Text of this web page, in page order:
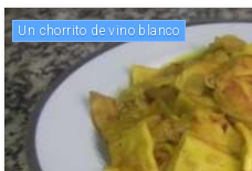
Un chorrito de vino blanco